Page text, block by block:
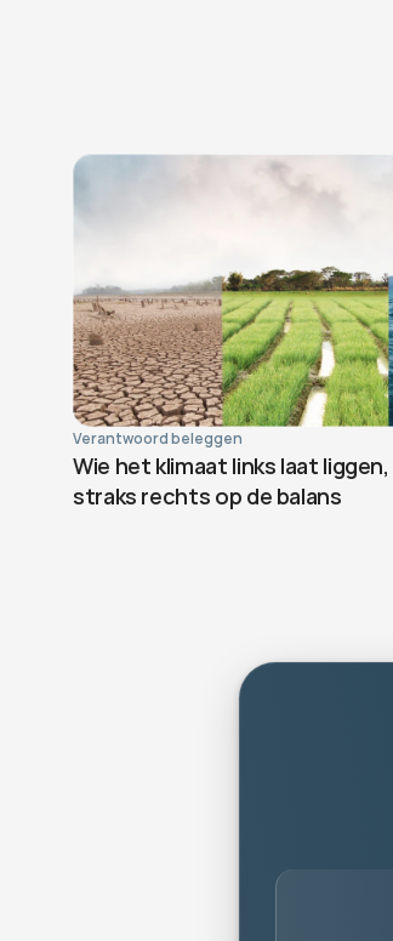
Verantwoord beleggen
Wie het klimaat links laat
straks rechts op de balans